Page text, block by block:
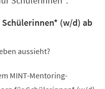
(w/d) ab
aussieht?
MINT-Mentoring-